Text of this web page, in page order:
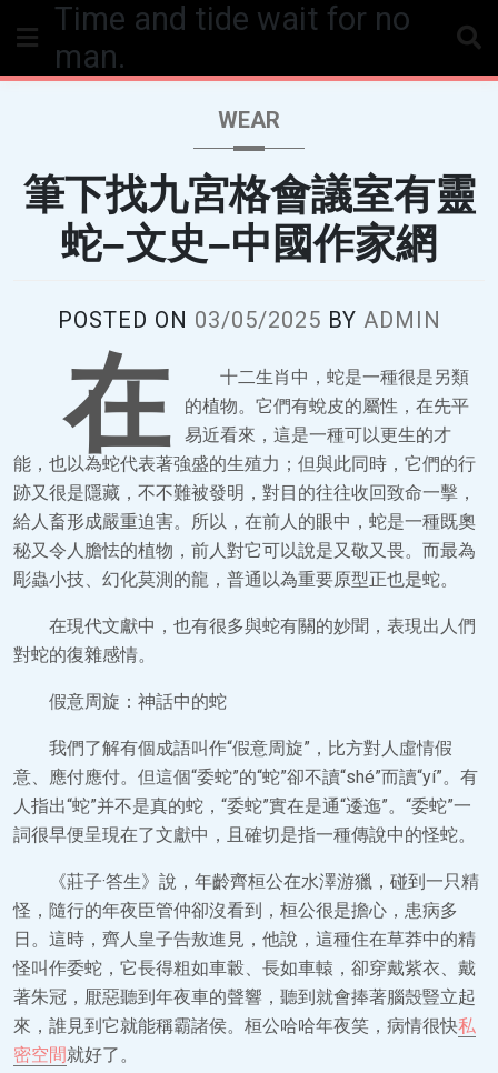
Time and tide wait for no
man.
WEAR
筆下找九宮格會議室有靈
蛇–文史–中國作家網
POSTED ON 03/05/2025 BY ADMIN
在
十二生肖中，蛇是一種很是另類
的植物。它們有蛻皮的屬性，在先平
易近看來，這是一種可以更生的才
能，也以為蛇代表著強盛的生殖力；但與此同時，它們的行
跡又很是隱藏，不不難被發明，對目的往往收回致命一擊，
給人畜形成嚴重迫害。所以，在前人的眼中，蛇是一種既奧
秘又令人膽怯的植物，前人對它可以說是又敬又畏。而最為
彫蟲小技、幻化莫測的龍，普通以為重要原型正也是蛇。
在現代文獻中，也有很多與蛇有關的妙聞，表現出人們
對蛇的復雜感情。
假意周旋：神話中的蛇
我們了解有個成語叫作“假意周旋”，比方對人虛情假
意、應付應付。但這個“委蛇”的“蛇”卻不讀“shé”而讀“yí”。有
人指出“蛇”并不是真的蛇，“委蛇”實在是通“逶迤”。“委蛇”一
詞很早便呈現在了文獻中，且確切是指一種傳說中的怪蛇。
《莊子·答生》說，年齡齊桓公在水澤游獵，碰到一只精
怪，隨行的年夜臣管仲卻沒看到，桓公很是擔心，患病多
日。這時，齊人皇子告敖進見，他說，這種住在草莽中的精
怪叫作委蛇，它長得粗如車轂、長如車轅，卻穿戴紫衣、戴
著朱冠，厭惡聽到年夜車的聲響，聽到就會捧著腦殼豎立起
來，誰見到它就能稱霸諸侯。桓公哈哈年夜笑，病情很快私
密空間就好了。